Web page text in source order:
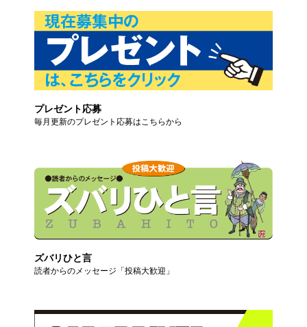
プレゼント応募
毎月更新のプレゼント応募はこちらから
ズバリひと言
読者からのメッセージ「投稿大歓迎」